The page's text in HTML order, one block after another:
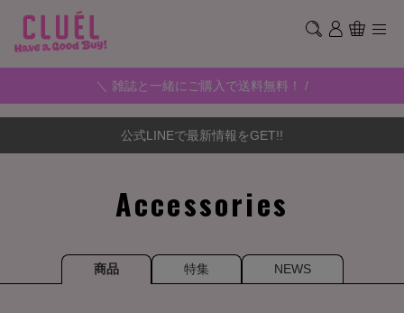
＼ 雑誌と一緒にご購入で送料無料！ /
公式LINEで最新情報をGET!!
Accessories
商品 特集 NEWS